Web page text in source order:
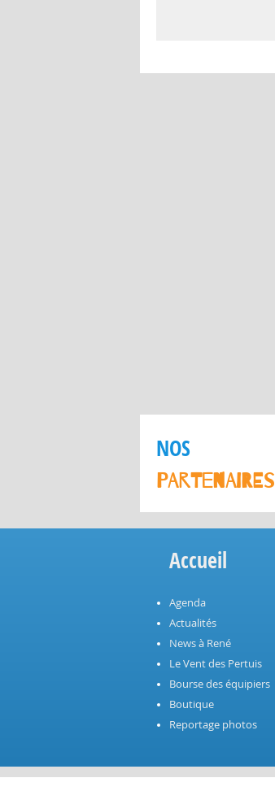
NOS
PARTENAIRES
Accueil
Agenda
Actualités
News à René
Le Vent des Pertuis
Bourse des équipiers
Boutique
Reportage photos